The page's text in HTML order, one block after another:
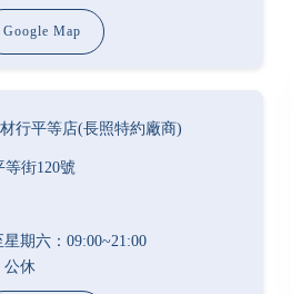
Google Map
行平等店(長照特約廠商)
等街120號
期六：09:00~21:00
公休